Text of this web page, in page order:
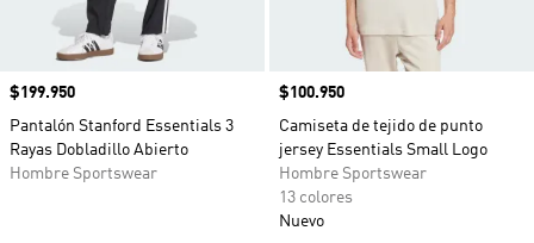
Precio
$199.950
Pantalón Stanford Essentials 3
Rayas Dobladillo Abierto
Hombre Sportswear
Precio
$100.950
Camiseta de tejido de punto
jersey Essentials Small Logo
Hombre Sportswear
13 colores
Nuevo